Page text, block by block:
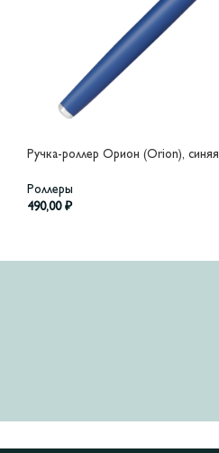
Ручка-роллер Орион (Orion), синяя
Роллеры
490,00 ₽